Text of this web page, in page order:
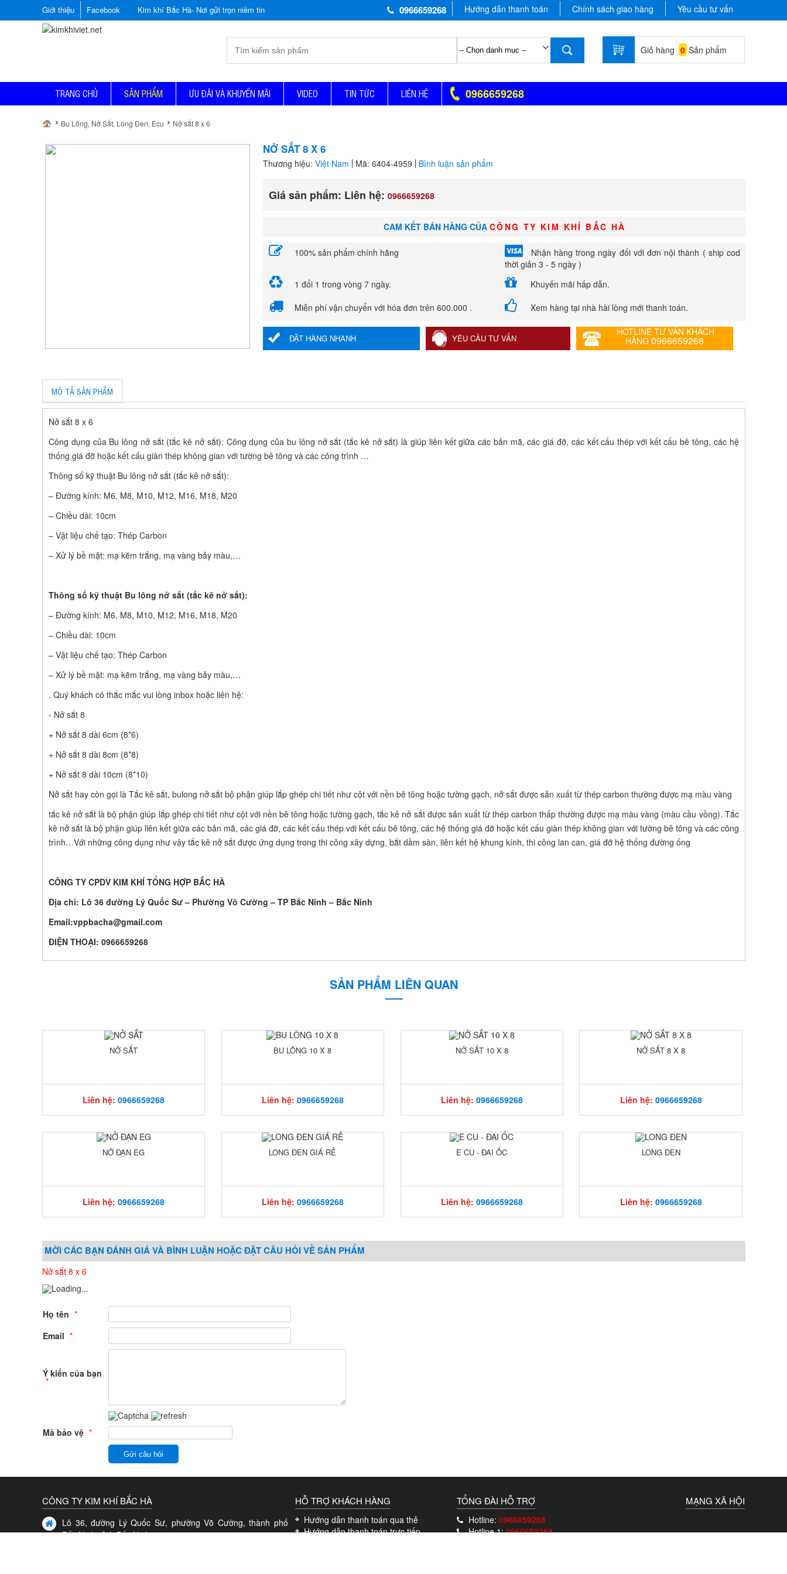
Giới thiệu FacebookKim khí Bắc Hà- Nơi gửi trọn niềm tin 0966659268 Hướng dẫn thanh toán Chính sách giao hàng Yêu cầu tư vấn
Giỏ hàng 0 Sản phẩm
TRANG CHỦ SẢN PHẨM ƯU ĐÃI VÀ KHUYẾN MÃI VIDEO TIN TỨC LIÊN HỆ 0966659268
Bu Lông, Nở Sắt, Long Đen, Ecu Nở sắt 8 x 6
NỞ SẮT 8 X 6
Thương hiệu:Việt Nam Mã: 6404-4959 Bình luận sản phẩm
Giá sản phẩm: Liên hệ:0966659268
CAM KẾT BÁN HÀNG CỦA CÔNG TY KIM KHÍ BẮC HÀ
100% sản phẩm chính hãng
Nhận hàng trong ngày đối với đơn nội thành ( ship cod
thời giản 3 - 5 ngày )
1 đổi 1 trong vòng 7 ngày.
Khuyến mãi hấp dẫn.
Miễn phí vận chuyển với hóa đơn trên 600.000 .
Xem hàng tại nhà hài lòng mới thanh toán.
ĐẶT HÀNG NHANH YÊU CẦU TƯ VẤN
HOTLINE TƯ VẤN KHÁCH
HÀNG 0966659268
MÔ TẢ SẢN PHẨM
Nở sắt 8 x 6
Công dụng của Bu lông nở sắt (tắc kê nở sắt): Công dụng của bu lông nở sắt (tắc kê nở sắt) là giúp liên kết giữa các bản mã, các giá đỡ, các kết cấu thép với kết cấu bê tông, các hệ
thống giá đỡ hoặc kết cấu giàn thép không gian với tường bê tông và các công trình …
Thông số kỹ thuật Bu lông nở sắt (tắc kê nở sắt):
– Đường kính: M6, M8, M10, M12, M16, M18, M20
– Chiều dài: 10cm
– Vật liệu chế tạo: Thép Carbon
– Xử lý bề mặt: mạ kẽm trắng, mạ vàng bảy màu,…
Thông số kỹ thuật Bu lông nở sắt (tắc kê nở sắt):
– Đường kính: M6, M8, M10, M12, M16, M18, M20
– Chiều dài: 10cm
– Vật liệu chế tạo: Thép Carbon
– Xử lý bề mặt: mạ kẽm trắng, mạ vàng bảy màu,…
. Quý khách có thắc mắc vui lòng inbox hoặc liên hệ:
- Nở sắt 8
+ Nở sắt 8 dài 6cm (8*6)
+ Nở sắt 8 dài 8cm (8*8)
+ Nở sắt 8 dài 10cm (8*10)
Nở sắt hay còn gọi là Tắc kê sắt, bulong nở sắt bộ phận giúp lắp ghép chi tiết như cột với nền bê tông hoặc tường gạch, nở sắt được sản xuất từ thép carbon thường được mạ màu vàng
tắc kê nở sắt là bộ phận giúp lắp ghép chi tiết như cột với nền bê tông hoặc tường gạch, tắc kê nở sắt được sản xuất từ thép carbon thấp thường được mạ màu vàng (màu cầu vồng). Tắc
kê nở sắt là bộ phận giúp liên kết giữa các bản mã, các giá đỡ, các kết cấu thép với kết cấu bê tông, các hệ thống giá đỡ hoặc kết cấu giàn thép không gian với tường bê tông và các công
trình…Với những công dụng như vậy tắc kê nở sắt được ứng dụng trong thi công xây dựng, bắt dầm sàn, liên kết hệ khung kính, thi công lan can, giá đỡ hệ thống đường ống
CÔNG TY CPDV KIM KHÍ TỔNG HỢP BẮC HÀ
Địa chỉ: Lô 36 đường Lý Quốc Sư – Phường Võ Cường – TP Bắc Ninh – Bắc Ninh
Email:vppbacha@gmail.com
ĐIỆN THOẠI: 0966659268
SẢN PHẨM LIÊN QUAN
NỞ SẮT
Liên hệ:0966659268
BU LÔNG 10 X 8
Liên hệ: 0966659268
NỞ SẮT 10 X 8
Liên hệ: 0966659268
NỞ SẮT 8 X 8
Liên hệ: 0966659268
NỞ ĐẠN EG
Liên hệ:0966659268
LONG ĐEN GIÁ RẺ
Liên hệ: 0966659268
E CU - ĐAI ỐC
Liên hệ: 0966659268
LONG ĐEN
Liên hệ: 0966659268
MỜI CÁC BẠN ĐÁNH GIÁ VÀ BÌNH LUẬN HOẶC ĐẶT CÂU HỎI VỀ SẢN PHẨM
Nở sắt 8 x 6
Họ tên *
Email *
Ý kiến của bạn
*
Mã bảo vệ *
Gửi câu hỏi
CÔNG TY KIM KHÍ BẮC HÀ
Lô 36, đường Lý Quốc Sư, phường Võ Cường, thành phố
Bắc Ninh, tỉnh Bắc Ninh.
HỖ TRỢ KHÁCH HÀNG
Hướng dẫn thanh toán qua thẻ
Hướng dẫn thanh toán trực tiếp
TỔNG ĐÀI HỖ TRỢ
Hotline: 0966659268
Hotline 1:0966659268
MẠNG XÃ HỘI